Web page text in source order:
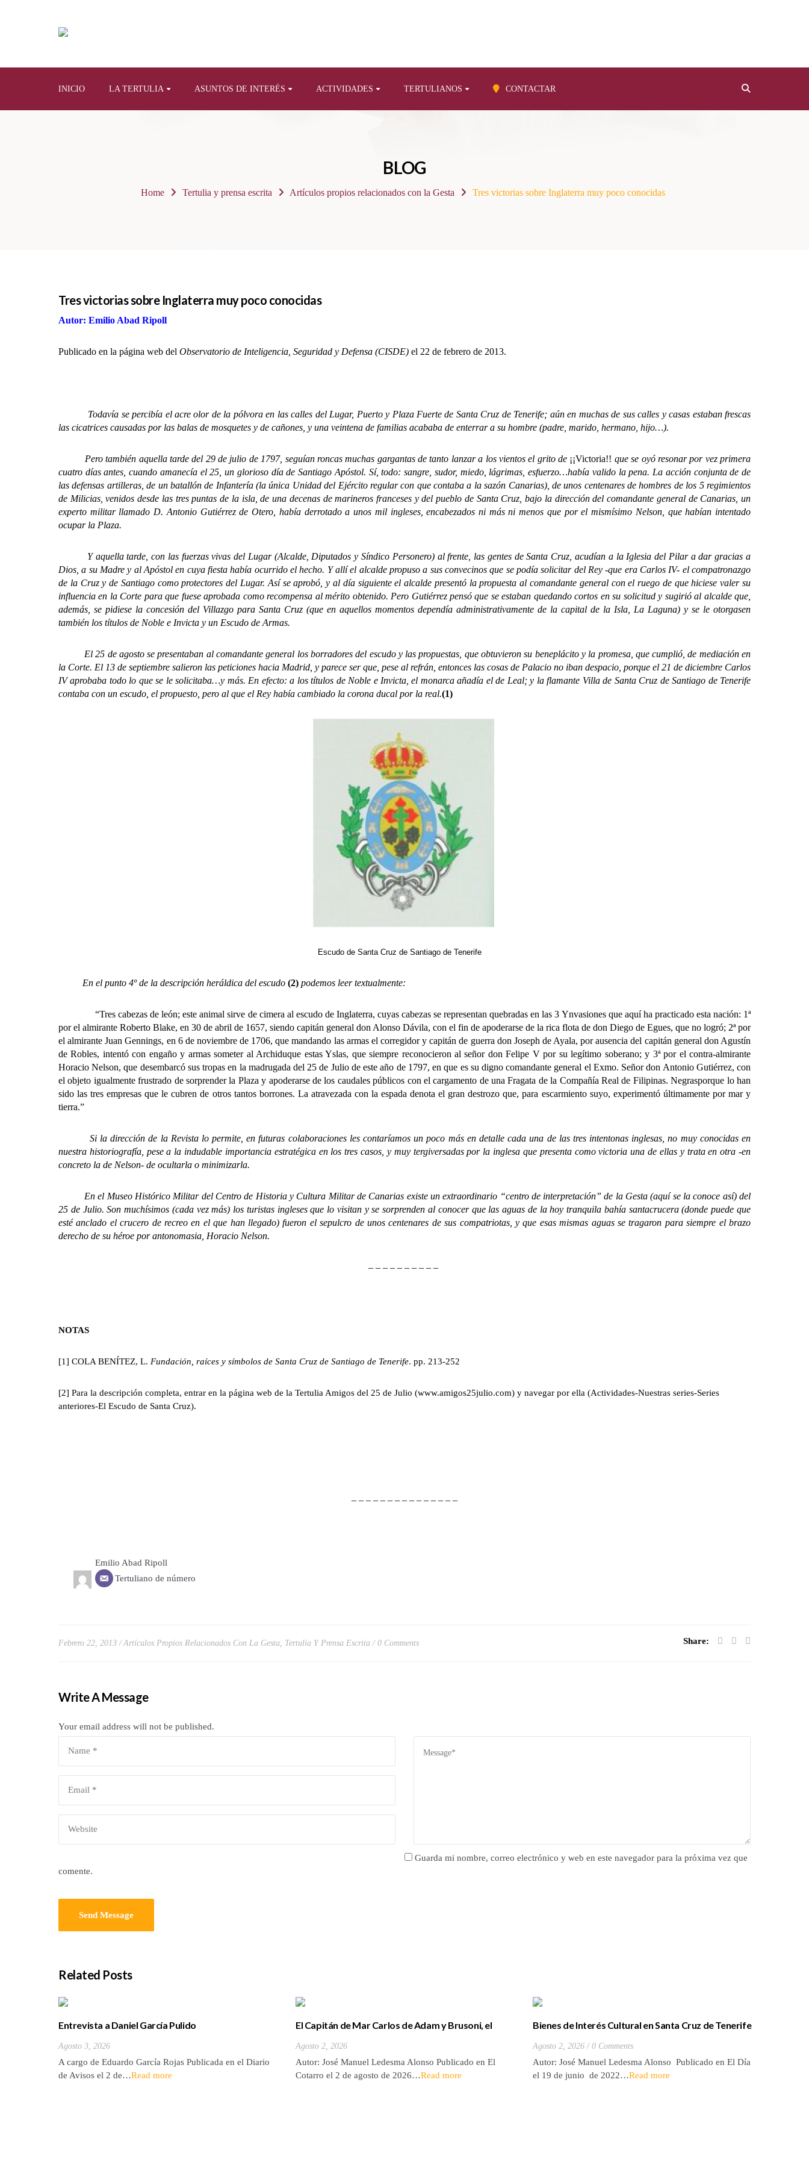
INICIO LA TERTULIA ASUNTOS DE INTERÉS ACTIVIDADES TERTULIANOS CONTACTAR
BLOG
Home Tertulia y prensa escrita Artículos propios relacionados con la Gesta Tres victorias sobre Inglaterra muy poco conocidas
Tres victorias sobre Inglaterra muy poco conocidas
Autor: Emilio Abad Ripoll
Publicado en la página web del Observatorio de Inteligencia, Seguridad y Defensa (CISDE) el 22 de febrero de 2013.
Todavía se percibía el acre olor de la pólvora en las calles del Lugar, Puerto y Plaza Fuerte de Santa Cruz de Tenerife; aún en muchas de sus calles y casas estaban frescas
las cicatrices causadas por las balas de mosquetes y de cañones, y una veintena de familias acababa de enterrar a su hombre (padre, marido, hermano, hijo…).
Pero también aquella tarde del 29 de julio de 1797, seguían roncas muchas gargantas de tanto lanzar a los vientos el grito de ¡¡Victoria!! que se oyó resonar por vez primera
cuatro días antes, cuando amanecía el 25, un glorioso día de Santiago Apóstol. Sí, todo: sangre, sudor, miedo, lágrimas, esfuerzo…había valido la pena. La acción conjunta de de
las defensas artilleras, de un batallón de Infantería (la única Unidad del Ejército regular con que contaba a la sazón Canarias), de unos centenares de hombres de los 5 regimientos
de Milicias, venidos desde las tres puntas de la isla, de una decenas de marineros franceses y del pueblo de Santa Cruz, bajo la dirección del comandante general de Canarias, un
experto militar llamado D. Antonio Gutiérrez de Otero, había derrotado a unos mil ingleses, encabezados ni más ni menos que por el mismísimo Nelson, que habían intentado
ocupar la Plaza.
Y aquella tarde, con las fuerzas vivas del Lugar (Alcalde, Diputados y Síndico Personero) al frente, las gentes de Santa Cruz, acudían a la Iglesia del Pilar a dar gracias a
Dios, a su Madre y al Apóstol en cuya fiesta había ocurrido el hecho. Y allí el alcalde propuso a sus convecinos que se podía solicitar del Rey -que era Carlos IV- el compatronazgo
de la Cruz y de Santiago como protectores del Lugar. Así se aprobó, y al día siguiente el alcalde presentó la propuesta al comandante general con el ruego de que hiciese valer su
influencia en la Corte para que fuese aprobada como recompensa al mérito obtenido. Pero Gutiérrez pensó que se estaban quedando cortos en su solicitud y sugirió al alcalde que,
además, se pidiese la concesión del Villazgo para Santa Cruz (que en aquellos momentos dependía administrativamente de la capital de la Isla, La Laguna) y se le otorgasen
también los títulos de Noble e Invicta y un Escudo de Armas.
El 25 de agosto se presentaban al comandante general los borradores del escudo y las propuestas, que obtuvieron su beneplácito y la promesa, que cumplió, de mediación en
la Corte. El 13 de septiembre salieron las peticiones hacia Madrid, y parece ser que, pese al refrán, entonces las cosas de Palacio no iban despacio, porque el 21 de diciembre Carlos
IV aprobaba todo lo que se le solicitaba…y más. En efecto: a los títulos de Noble e Invicta, el monarca añadía el de Leal; y la flamante Villa de Santa Cruz de Santiago de Tenerife
contaba con un escudo, el propuesto, pero al que el Rey había cambiado la corona ducal por la real.(1)
Escudo de Santa Cruz de Santiago de Tenerife
En el punto 4º de la descripción heráldica del escudo (2) podemos leer textualmente:
“Tres cabezas de león; este animal sirve de cimera al escudo de Inglaterra, cuyas cabezas se representan quebradas en las 3 Ynvasiones que aquí ha practicado esta nación: 1ª
por el almirante Roberto Blake, en 30 de abril de 1657, siendo capitán general don Alonso Dávila, con el fin de apoderarse de la rica flota de don Diego de Egues, que no logró; 2ª por
el almirante Juan Gennings, en 6 de noviembre de 1706, que mandando las armas el corregidor y capitán de guerra don Joseph de Ayala, por ausencia del capitán general don Agustín
de Robles, intentó con engaño y armas someter al Archiduque estas Yslas, que siempre reconocieron al señor don Felipe V por su legítimo soberano; y 3ª por el contra-almirante
Horacio Nelson, que desembarcó sus tropas en la madrugada del 25 de Julio de este año de 1797, en que es su digno comandante general el Exmo. Señor don Antonio Gutiérrez, con
el objeto igualmente frustrado de sorprender la Plaza y apoderarse de los caudales públicos con el cargamento de una Fragata de la Compañía Real de Filipinas. Negrasporque lo han
sido las tres empresas que le cubren de otros tantos borrones. La atravezada con la espada denota el gran destrozo que, para escarmiento suyo, experimentó últimamente por mar y
tierra.”
Si la dirección de la Revista lo permite, en futuras colaboraciones les contaríamos un poco más en detalle cada una de las tres intentonas inglesas, no muy conocidas en
nuestra historiografía, pese a la indudable importancia estratégica en los tres casos, y muy tergiversadas por la inglesa que presenta como victoria una de ellas y trata en otra -en
concreto la de Nelson- de ocultarla o minimizarla.
En el Museo Histórico Militar del Centro de Historia y Cultura Militar de Canarias existe un extraordinario “centro de interpretación” de la Gesta (aquí se la conoce así) del
25 de Julio. Son muchísimos (cada vez más) los turistas ingleses que lo visitan y se sorprenden al conocer que las aguas de la hoy tranquila bahía santacrucera (donde puede que
esté anclado el crucero de recreo en el que han llegado) fueron el sepulcro de unos centenares de sus compatriotas, y que esas mismas aguas se tragaron para siempre el brazo
derecho de su héroe por antonomasia, Horacio Nelson.
– – – – – – – – – –
NOTAS
[1] COLA BENÍTEZ, L. Fundación, raíces y símbolos de Santa Cruz de Santiago de Tenerife. pp. 213-252
[2] Para la descripción completa, entrar en la página web de la Tertulia Amigos del 25 de Julio (www.amigos25julio.com) y navegar por ella (Actividades-Nuestras series-Series
anteriores-El Escudo de Santa Cruz).
– – – – – – – – – – – – – – –
Emilio Abad Ripoll
Tertuliano de número
Febrero 22, 2013 Artículos Propios Relacionados Con La Gesta Tertulia Y Prensa Escrita 0 Comments Share:
Write A Message
Your email address will not be published.
Guarda mi nombre, correo electrónico y web en este navegador para la próxima vez que
comente.
Related Posts
Entrevista a Daniel García Pulido
Agosto 3, 2026
A cargo de Eduardo García Rojas Publicada en el Diario
de Avisos el 2 de…Read more
El Capitán de Mar Carlos de Adam y Brusoni, el
Agosto 2, 2026
Autor: José Manuel Ledesma Alonso Publicado en El
Cotarro el 2 de agosto de 2026…Read more
Bienes de Interés Cultural en Santa Cruz de Tenerife
Agosto 2, 2026 0 Comments
Autor: José Manuel Ledesma Alonso Publicado en El Día
el 19 de junio de 2022…Read more